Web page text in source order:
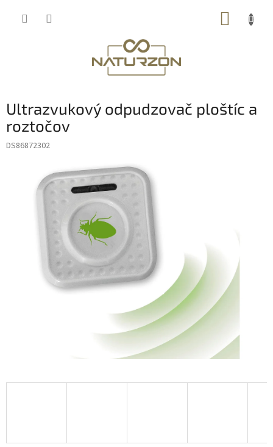
Ultrazvukový odpudzovač ploštíc a
roztočov
DS86872302